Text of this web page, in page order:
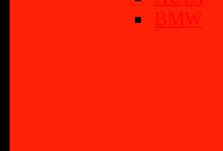
BMW